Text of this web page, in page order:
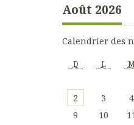
Août 2026
Calendrier des
D L M
2
3 4
9
10